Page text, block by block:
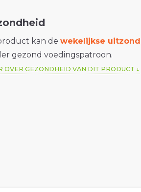
kan dewekelijkse
gezond voedingspatroon.
OVER GEZONDHEID VAN DIT PRODUCT